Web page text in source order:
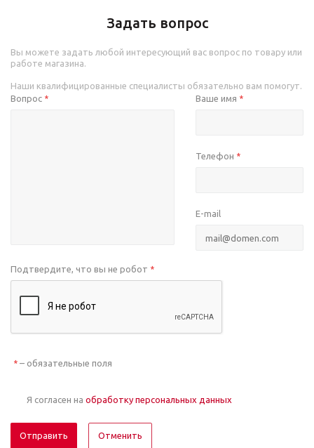
Задать вопрос
Вы можете задать любой интересующий вас вопрос по товару или
работе магазина.
Наши квалифицированные специалисты обязательно вам помогут.
Вопрос * Ваше имя *
Телефон *
E-mail
Подтвердите, что вы не робот *
* – обязательные поля
Я согласен на обработку персональных данных
Отменить